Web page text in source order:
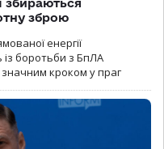
збираються
зброю
енергії
боротьби з БпЛА
кроком у праг